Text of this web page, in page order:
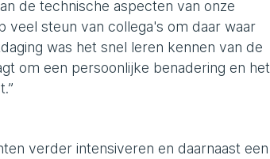
de technische aspecten van onze
veel steun van collega's om daar waar
was het snel leren kennen van de
om een persoonlijke benadering en het
verder intensiveren en daarnaast een